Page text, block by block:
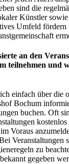
sind die
Künstler
Umfeld fördern
an den
teilnehmen und
einfach über die
Bochum
buchen. Oft
Voraus
Veranstaltungen
zu
gegeben